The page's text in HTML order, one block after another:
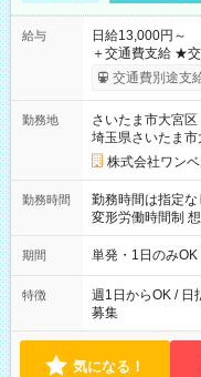
給与
日給13,000円～
＋交通費支給 ★交通費全額支給！ ┗案件により規定あり ★日払
いOK！（規定あ
ンビニATMから 日払
交通費別途支
勤務地
さいたま市大宮区
埼玉県さいたま市
株式会社ワン
勤務時間
勤務時間は指定な
変形労働時間制 想定労働時
～21：00
期間 単発・1日のみOK
特徴
週1日からOK / 日
募集
気になる！